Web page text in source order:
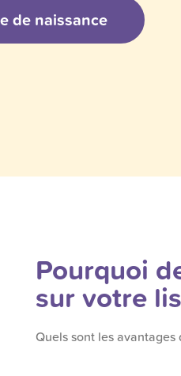
de naissance
Pourquoi
sur votre
Quels sont les avantages